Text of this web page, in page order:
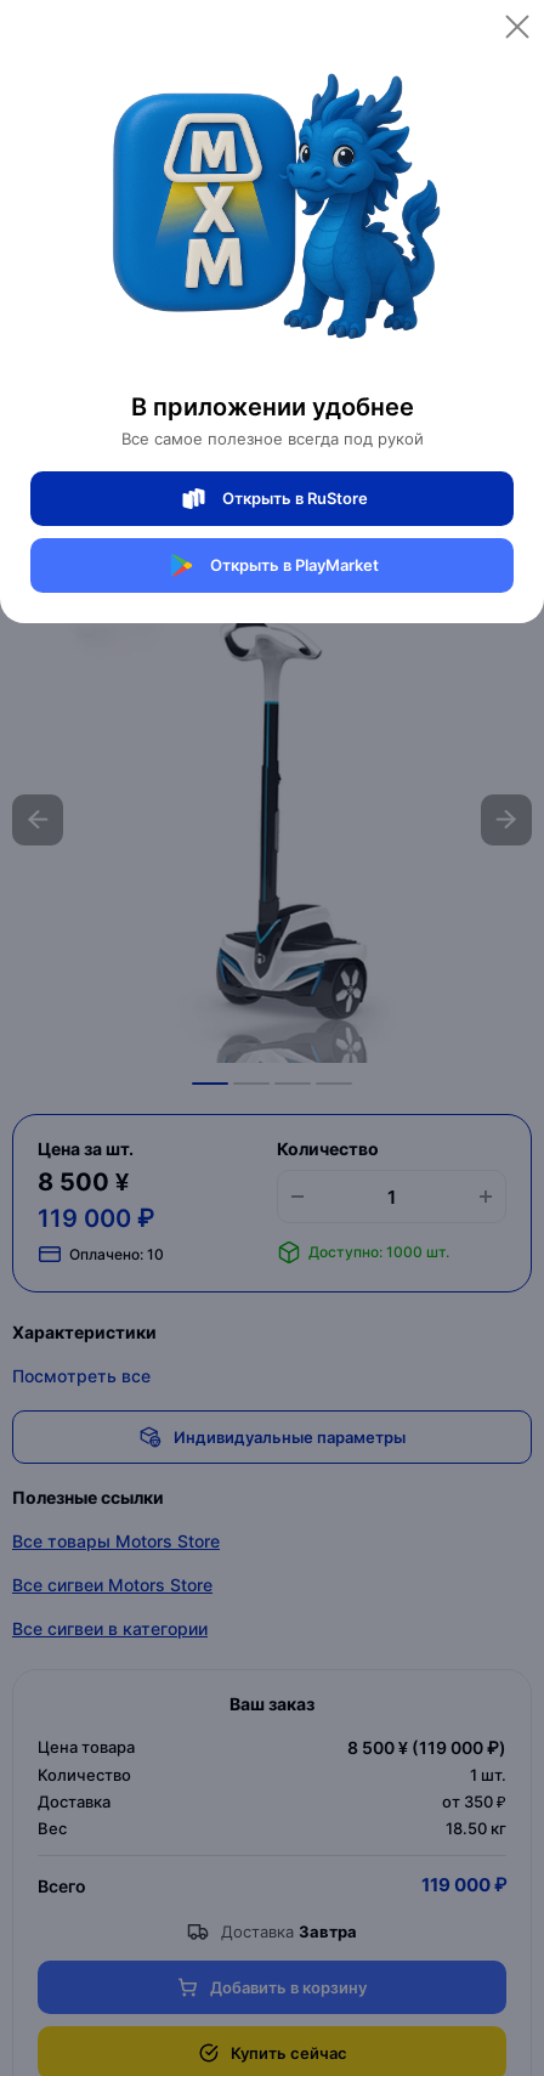
В приложении удобнее
Все самое полезное всегда под рукой
Открыть в RuStore
Открыть в PlayMarket
Открыть
Категории
Автомобили и аксессуары
Сигвей INMOTION R1N
0 отзывов 0
Магазин Motors Store
Артикул:NMOTIONR1N-012
Цена за шт.
8 500 ¥
119 000 ₽
Оплачено: 10
Количество
Доступно: 1000 шт.
Характеристики
Посмотреть все
Индивидуальные параметры
Полезные ссылки
Все товары Motors Store
Все сигвеи Motors Store
Все сигвеи в категории
Ваш заказ
Цена товара 8 500 ¥ (119 000 ₽)
Количество 1 шт.
Доставка
от 350 ₽
Вес
18.50 кг
Всего 119 000 ₽
Доставка Завтра
Добавить в корзину
Купить сейчас